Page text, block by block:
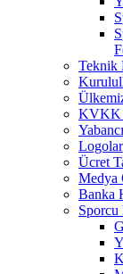
Teknik
KVKK
Logolar
Ücret
Medya
Banka
Sporcu